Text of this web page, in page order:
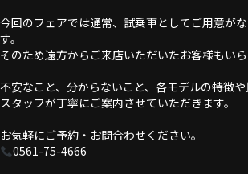
今回のフェアでは通常、試乗車としてご用意が
す。
そのため遠方からご来店いただいたお客様もい
不安なこと、分からないこと、各モデルの特徴
スタッフが丁寧にご案内させていただきます。
お気軽にご予約・お問合わせください。
0561-75-4666